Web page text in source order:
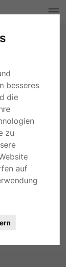
besseres
die
zu
auf